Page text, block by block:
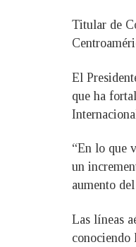
Titular de
El
que ha
“En lo que
un
aumento
Las líneas
conociendo